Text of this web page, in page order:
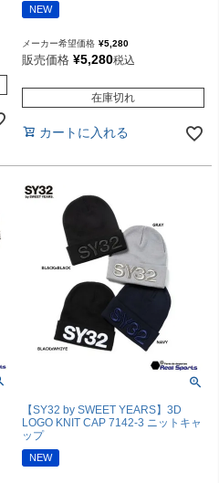
NEW
メーカー希望価格 ¥5,280
販売価格 ¥5,280税込
在庫切れ
カートに入れる
【SY32 by SWEET YEARS】3D
LOGO KNIT CAP 7142-3 ニットキャ
ップ
NEW